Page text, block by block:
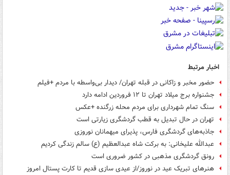
اخبار مرتبط
حضور مخبر و زاکانی در قبله تهران/ دیدار بی‌واسطه با مردم +فیلم
جشنواره برج میلاد تهران تا ۱۲ فروردین ادامه دارد
سنگ تمام شهرداری برای مردم محله زرگنده +عکس
تهران در حال تبدیل به قطب گردشگری زیارتی است
جاذبه‌های گردشگری فارس، پذیرای میهمانان نوروزی
عبدالله علیخانی: به برکت شاه عبدالعظیم (ع) سالم زندگی کردیم
رونق گردشگری مذهبی در کشور ضروری است
هنرهای تبریک عید در نوروز/از عیدی سازی قدیم تا کارت پستال امروز